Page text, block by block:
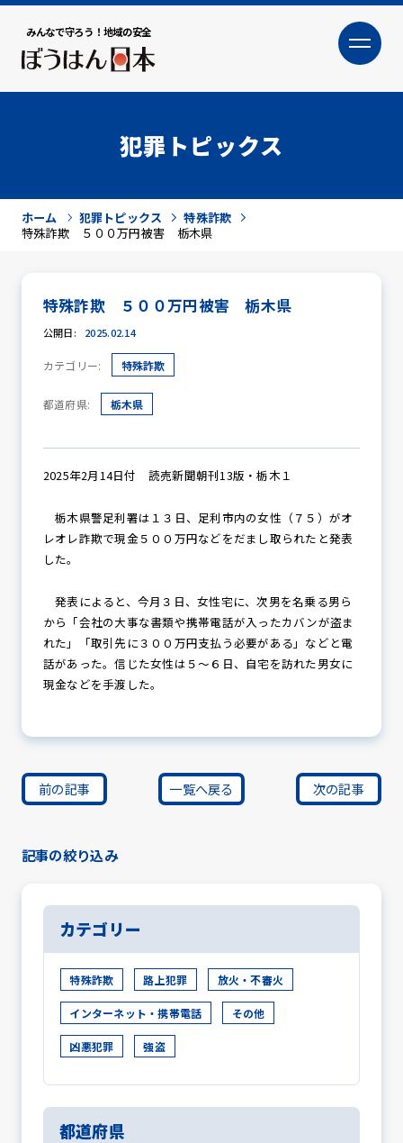
みんなで守ろう！地域の安全
大
防犯活動ニュース
防犯パトロール
防犯セミナー
防犯対策情報
犯罪トピックス
ホーム 犯罪トピックス
特殊詐欺
特殊詐欺 ５００万円被害 栃木県
特殊詐欺 ５００万円被害 栃木県
公開日: 2025.02.14
カテゴリー: 特殊詐欺
都道府県: 栃木県
2025年2月14日付 読売新聞朝刊13版・栃木１
栃木県警足利署は１３日、足利市内の女性（７５）がオ
レオレ詐欺で現金５００万円などをだまし取られたと発表
した。
発表によると、今月３日、女性宅に、次男を名乗る男ら
から「会社の大事な書類や携帯電話が入ったカバンが盗ま
れた」「取引先に３００万円支払う必要がある」などと電
話があった。信じた女性は５～６日、自宅を訪れた男女に
現金などを手渡した。
前の記事 一覧へ戻る 次の記事
記事の絞り込み
カテゴリー
特殊詐欺 路上犯罪 放火・不審火
インターネット・携帯電話 その他
凶悪犯罪 強盗
都道府県